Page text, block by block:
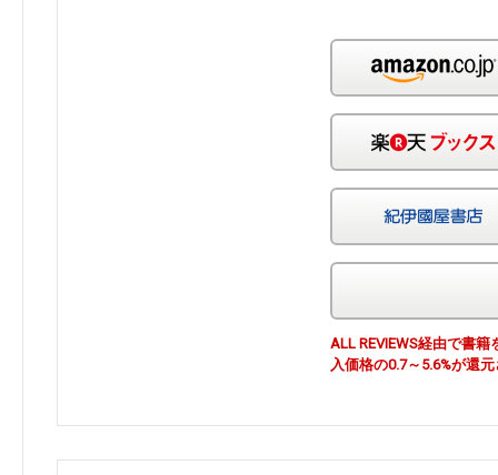
ALL REVIEWS経由で書
入価格の0.7～5.6%が還